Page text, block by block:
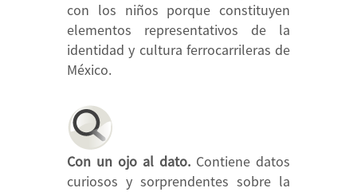
con los niños porque constituyen
elementos representativos de la
identidad y cultura ferrocarrileras de
México.
Con un ojo al dato. Contiene datos
curiosos y sorprendentes sobre la